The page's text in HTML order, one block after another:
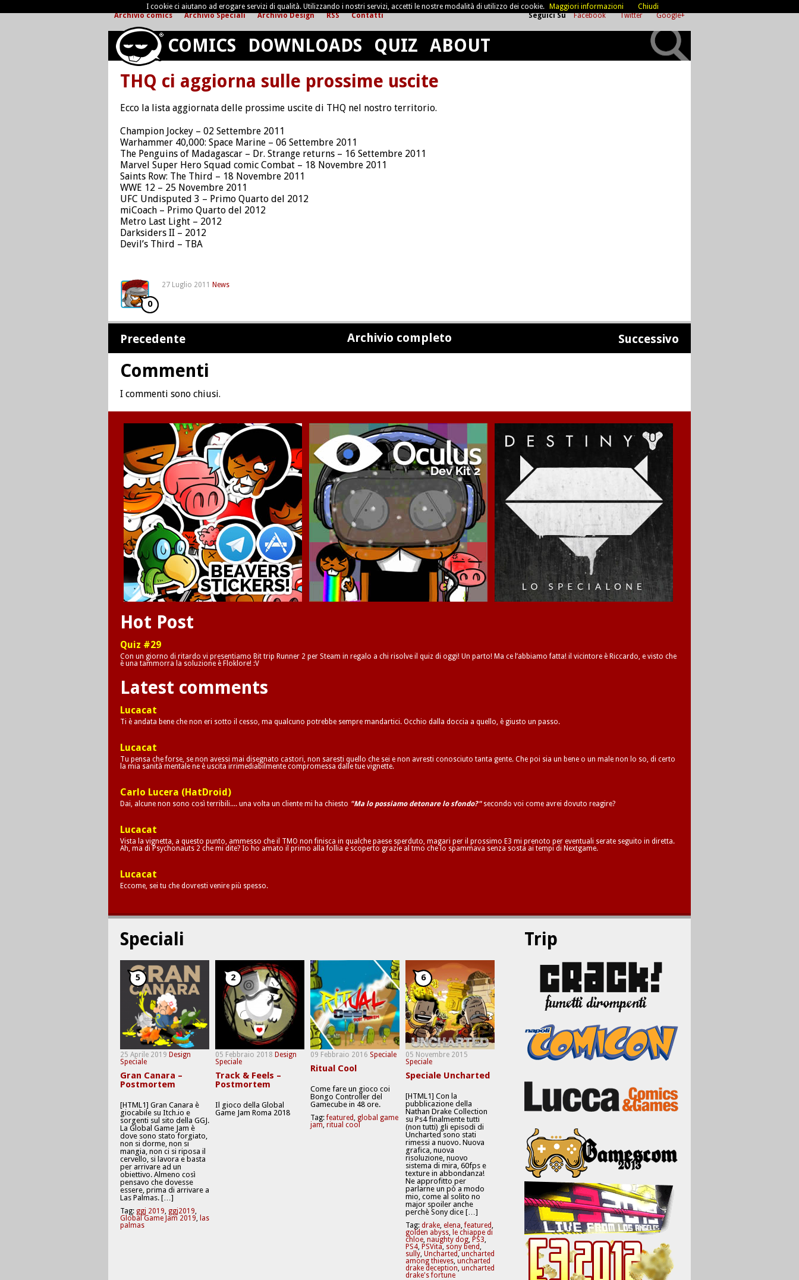
Seguici Su Facebook Twitter Google+
Archivio comics Archivio Speciali Archivio Design RSS Contatti
COMICS DOWNLOADS QUIZ ABOUT
THQ ci aggiorna sulle prossime uscite
Ecco la lista aggiornata delle prossime uscite di THQ nel nostro territorio.
Champion Jockey – 02 Settembre 2011
Warhammer 40,000: Space Marine – 06 Settembre 2011
The Penguins of Madagascar – Dr. Strange returns – 16 Settembre 2011
Marvel Super Hero Squad comic Combat – 18 Novembre 2011
Saints Row: The Third – 18 Novembre 2011
WWE 12 – 25 Novembre 2011
UFC Undisputed 3 – Primo Quarto del 2012
miCoach – Primo Quarto del 2012
Metro Last Light – 2012
Darksiders II – 2012
Devil’s Third – TBA
27 Luglio 2011 News
0
Precedente Archivio completo Successivo
Commenti
I commenti sono chiusi.
Hot Post
Quiz #29
Con un giorno di ritardo vi presentiamo Bit trip Runner 2 per Steam in regalo a chi risolve il quiz di oggi! Un parto! Ma ce l’abbiamo fatta! il vicintore è Riccardo, e visto che
è una tammorra la soluzione è Floklore! :V
Latest comments
Lucacat
Ti è andata bene che non eri sotto il cesso, ma qualcuno potrebbe sempre mandartici. Occhio dalla doccia a quello, è giusto un passo.
Lucacat
Tu pensa che forse, se non avessi mai disegnato castori, non saresti quello che sei e non avresti conosciuto tanta gente. Che poi sia un bene o un male non lo so, di certo
la mia sanità mentale ne è uscita irrimediabilmente compromessa dalle tue vignette.
Carlo Lucera (HatDroid)
Dai, alcune non sono così terribili.... una volta un cliente mi ha chiesto "Ma lo possiamo detonare lo sfondo?"secondo voi come avrei dovuto reagire?
Lucacat
Vista la vignetta, a questo punto, ammesso che il TMO non finisca in qualche paese sperduto, magari per il prossimo E3 mi prenoto per eventuali serate seguito in diretta.
Ah, ma di Psychonauts 2 che mi dite? Io ho amato il primo alla follia e scoperto grazie al tmo che lo spammava senza sosta ai tempi di Nextgame.
Lucacat
Eccome, sei tu che dovresti venire più spesso.
Trip
Speciali
25 Aprile 2019 Design
Speciale
5
Gran Canara –
Postmortem
[HTML1] Gran Canara è
giocabile su Itch.io e
sorgenti sul sito della GGJ.
La Global Game Jam è
dove sono stato forgiato,
non si dorme, non si
mangia, non ci si riposa il
cervello, si lavora e basta
per arrivare ad un
obiettivo. Almeno così
pensavo che dovesse
essere, prima di arrivare a
Las Palmas. […]
Tag: ggj 2019, ggj2019,
Global Game Jam 2019, las
palmas
05 Febbraio 2018 Design
Speciale
2
Track & Feels –
Postmortem
Il gioco della Global
Game Jam Roma 2018
09 Febbraio 2016 Speciale
Ritual Cool
Come fare un gioco coi
Bongo Controller del
Gamecube in 48 ore.
Tag:featured, global game
jam, ritual cool
05 Novembre 2015
Speciale
6
Speciale Uncharted
[HTML1] Con la
pubblicazione della
Nathan Drake Collection
su Ps4 finalmente tutti
(non tutti) gli episodi di
Uncharted sono stati
rimessi a nuovo. Nuova
grafica, nuova
risoluzione, nuovo
sistema di mira, 60fps e
texture in abbondanza!
Ne approfitto per
parlarne un pò a modo
mio, come al solito no
major spoiler anche
perchè Sony dice […]
Tag: drake, elena,featured,
golden abyss, le chiappe di
chloe, naughty dog, PS3,
PS4, PSVita, sony bend,
sully, Uncharted, uncharted
among thieves, uncharted
drake deception, uncharted
drake's fortune
I cookie ci aiutano ad erogare servizi di qualità. Utilizzando i nostri servizi, accetti le nostre modalità di utilizzo dei cookie. Maggiori informazioni Chiudi